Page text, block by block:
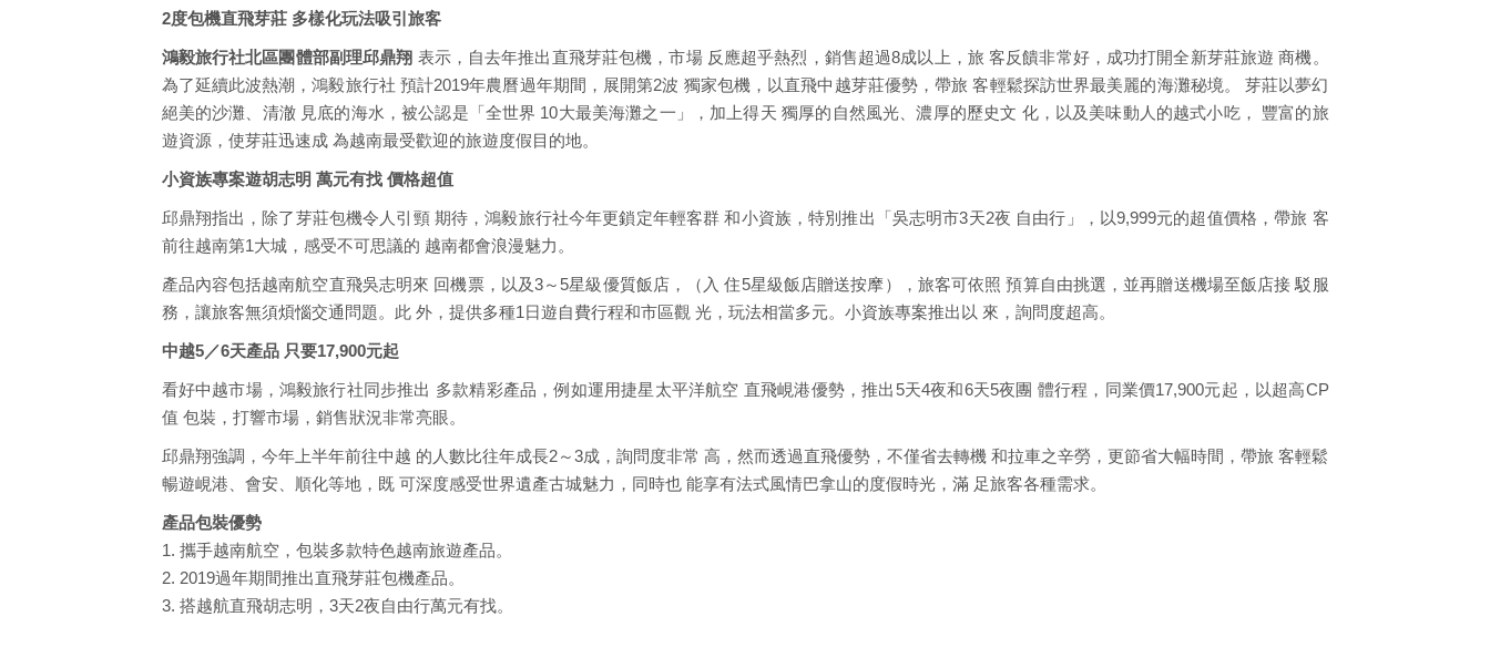
2度包機直飛芽莊 多樣化玩法吸引旅客
鴻毅旅行社北區團體部副理邱鼎翔 表示，自去年推出直飛芽莊包機，市場 反應超乎熱烈，銷售超過8成以上，旅 客反饋非常好，成功打開全新芽莊旅遊 商機。
為了延續此波熱潮，鴻毅旅行社 預計2019年農曆過年期間，展開第2波 獨家包機，以直飛中越芽莊優勢，帶旅 客輕鬆探訪世界最美麗的海灘秘境。 芽莊以夢幻
絕美的沙灘、清澈 見底的海水，被公認是「全世界 10大最美海灘之一」，加上得天 獨厚的自然風光、濃厚的歷史文 化，以及美味動人的越式小吃， 豐富的旅
遊資源，使芽莊迅速成 為越南最受歡迎的旅遊度假目的地。
小資族專案遊胡志明 萬元有找 價格超值
邱鼎翔指出，除了芽莊包機令人引頸 期待，鴻毅旅行社今年更鎖定年輕客群 和小資族，特別推出「吳志明市3天2夜 自由行」，以9,999元的超值價格，帶旅 客
前往越南第1大城，感受不可思議的 越南都會浪漫魅力。
產品內容包括越南航空直飛吳志明來 回機票，以及3～5星級優質飯店，（入 住5星級飯店贈送按摩），旅客可依照 預算自由挑選，並再贈送機場至飯店接 駁服
務，讓旅客無須煩惱交通問題。此 外，提供多種1日遊自費行程和市區觀 光，玩法相當多元。小資族專案推出以 來，詢問度超高。
中越5／6天產品 只要17,900元起
看好中越市場，鴻毅旅行社同步推出 多款精彩產品，例如運用捷星太平洋航空 直飛峴港優勢，推出5天4夜和6天5夜團 體行程，同業價17,900元起，以超高CP
值 包裝，打響市場，銷售狀況非常亮眼。
邱鼎翔強調，今年上半年前往中越 的人數比往年成長2～3成，詢問度非常 高，然而透過直飛優勢，不僅省去轉機 和拉車之辛勞，更節省大幅時間，帶旅 客輕鬆
暢遊峴港、會安、順化等地，既 可深度感受世界遺產古城魅力，同時也 能享有法式風情巴拿山的度假時光，滿 足旅客各種需求。
產品包裝優勢
1. 攜手越南航空，包裝多款特色越南旅遊產品。
2. 2019過年期間推出直飛芽莊包機產品。
3. 搭越航直飛胡志明，3天2夜自由行萬元有找。